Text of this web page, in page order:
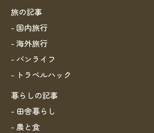
旅の記事
- 国内旅行
- 海外旅行
- バンライフ
- トラベルハック
暮らしの記事
- 田舎暮らし
- 農と食